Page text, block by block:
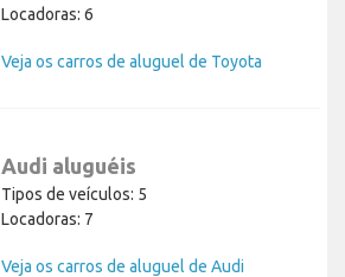
Locadoras: 6
Veja os carros de aluguel de Toyota
Audi aluguéis
Tipos de veículos: 5
Locadoras: 7
Veja os carros de aluguel de Audi